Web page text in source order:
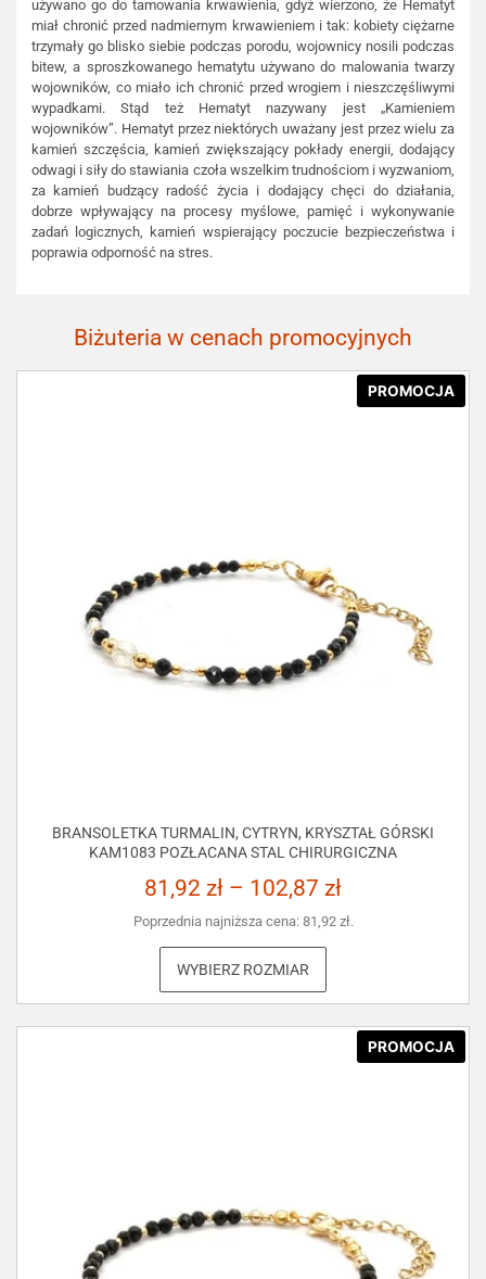
używano go do tamowania krwawienia, gdyż wierzono, że Hematyt
miał chronić przed nadmiernym krwawieniem i tak: kobiety ciężarne
trzymały go blisko siebie podczas porodu, wojownicy nosili podczas
bitew, a sproszkowanego hematytu używano do malowania twarzy
wojowników, co miało ich chronić przed wrogiem i nieszczęśliwymi
wypadkami. Stąd też Hematyt nazywany jest „Kamieniem
wojowników”. Hematyt przez niektórych uważany jest przez wielu za
kamień szczęścia, kamień zwiększający pokłady energii, dodający
odwagi i siły do stawiania czoła wszelkim trudnościom i wyzwaniom,
za kamień budzący radość życia i dodający chęci do działania,
dobrze wpływający na procesy myślowe, pamięć i wykonywanie
zadań logicznych, kamień wspierający poczucie bezpieczeństwa i
poprawia odporność na stres.
Biżuteria w cenach promocyjnych
PROMOCJA
BRANSOLETKA TURMALIN, CYTRYN, KRYSZTAŁ GÓRSKI
KAM1083 POZŁACANA STAL CHIRURGICZNA
81,92 zł – 102,87 zł
Poprzednia najniższa cena: 81,92 zł.
WYBIERZ ROZMIAR
PROMOCJA